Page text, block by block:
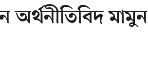
অর্থনীতিবিদ মামুন